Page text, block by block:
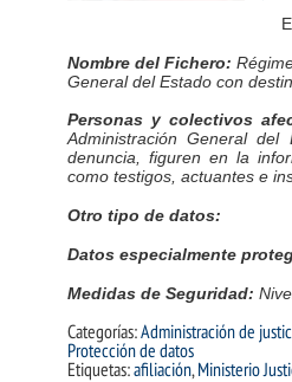
Nombre del Fichero:
General del Estado con
Personas y colectivos
Administración General
denuncia, figuren en la
como testigos, actuantes e
Otro tipo de datos:
Datos especialmente
Medidas de Seguridad:
Categorías:Administración de
Protección de datos
Etiquetas:afiliación, Ministerio